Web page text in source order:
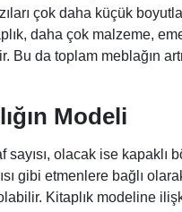
çok daha küçük
daha çok malzeme,
Bu da toplam meblağın
Modeli
sayısı, olacak ise kapaklı
gibi etmenlere bağlı
Kitaplık modeline